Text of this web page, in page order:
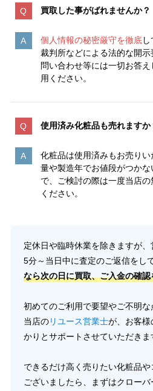
買取した事がばれませんか？
個人情報の秘密厳守を徹底し
裁判所などによる法的な開示
問い合わせ等には一切お答
用ください。
使用済み化粧品も売れますか
化粧品は使用済みもお売り
量や製造年でお値段がつか
で、ご検討の際は一度当店
ください。
定休日や臨時休業を除きますが
5分～当日中に査定のご返信をし
なら次の日に買取、ご入金の確
初めてのご利用で要望やご不明な
当店のリユース営業士が、お客様
かりとサポートさせていただきま
できるだけ高く売りたい化粧品
ございましたら、まずはクロー